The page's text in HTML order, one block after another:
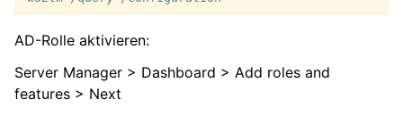
AD-Rolle aktivieren:
Server Manager > Dashboard > Add roles and
features > Next